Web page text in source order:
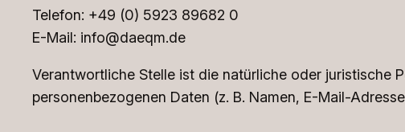
Telefon: +49 (0) 5923 89682 0
E-Mail: info@daeqm.de
Verantwortliche Stelle ist die natürliche oder juristische
personenbezogenen Daten (z. B. Namen, E-Mail-